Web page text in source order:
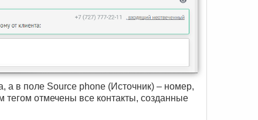
а в поле Source phone (Источник) – номер,
тегом отмечены все контакты, созданные